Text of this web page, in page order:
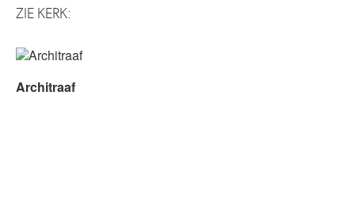
ZIE KERK:
Architraaf